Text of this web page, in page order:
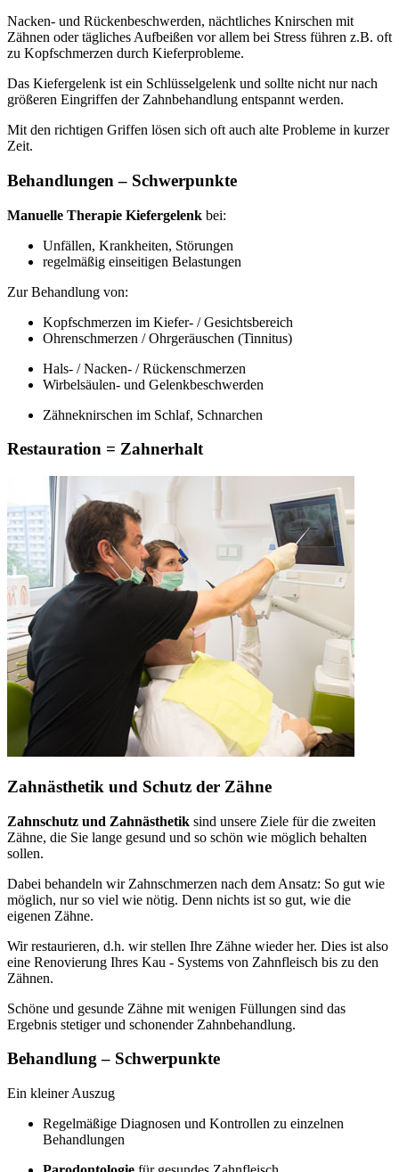
Nacken- und Rückenbeschwerden, nächtliches Knirschen mit
Zähnen oder tägliches Aufbeißen vor allem bei Stress führen z.B. oft
zu Kopfschmerzen durch Kieferprobleme.
Das Kiefergelenk ist ein Schlüsselgelenk und sollte nicht nur nach
größeren Eingriffen der Zahnbehandlung entspannt werden.
Mit den richtigen Griffen lösen sich oft auch alte Probleme in kurzer
Zeit.
Behandlungen – Schwerpunkte
Manuelle Therapie Kiefergelenk bei:
Unfällen, Krankheiten, Störungen
regelmäßig einseitigen Belastungen
Zur Behandlung von:
Kopfschmerzen im Kiefer- / Gesichtsbereich
Ohrenschmerzen / Ohrgeräuschen (Tinnitus)
Hals- / Nacken- / Rückenschmerzen
Wirbelsäulen- und Gelenkbeschwerden
Zähneknirschen im Schlaf, Schnarchen
Restauration = Zahnerhalt
Zahnästhetik und Schutz der Zähne
Zahnschutz und Zahnästhetik sind unsere Ziele für die zweiten
Zähne, die Sie lange gesund und so schön wie möglich behalten
sollen.
Dabei behandeln wir Zahnschmerzen nach dem Ansatz: So gut wie
möglich, nur so viel wie nötig. Denn nichts ist so gut, wie die
eigenen Zähne.
Wir restaurieren, d.h. wir stellen Ihre Zähne wieder her. Dies ist also
eine Renovierung Ihres Kau - Systems von Zahnfleisch bis zu den
Zähnen.
Schöne und gesunde Zähne mit wenigen Füllungen sind das
Ergebnis stetiger und schonender Zahnbehandlung.
Behandlung – Schwerpunkte
Ein kleiner Auszug
Regelmäßige Diagnosen und Kontrollen zu einzelnen
Behandlungen